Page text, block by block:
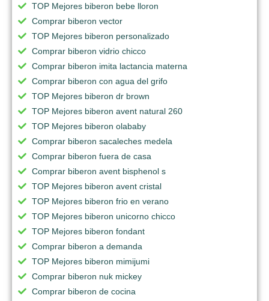
TOP Mejores biberon bebe lloron
Comprar biberon vector
TOP Mejores biberon personalizado
Comprar biberon vidrio chicco
Comprar biberon imita lactancia materna
Comprar biberon con agua del grifo
TOP Mejores biberon dr brown
TOP Mejores biberon avent natural 260
TOP Mejores biberon olababy
Comprar biberon sacaleches medela
Comprar biberon fuera de casa
Comprar biberon avent bisphenol s
TOP Mejores biberon avent cristal
TOP Mejores biberon frio en verano
TOP Mejores biberon unicorno chicco
TOP Mejores biberon fondant
Comprar biberon a demanda
TOP Mejores biberon mimijumi
Comprar biberon nuk mickey
Comprar biberon de cocina